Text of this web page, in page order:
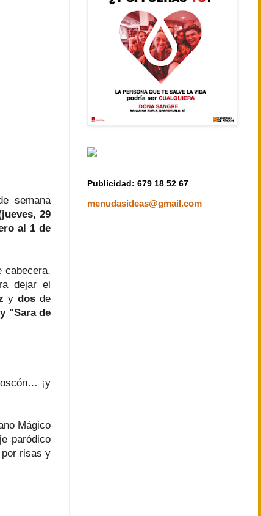
semana
29
al 1 de
cabecera,
dejar el
ydosde
"Sara de
¡y
Mágico
paródico
risas y
Publicidad: 679 18 52 67
menudasideas@gmail.com